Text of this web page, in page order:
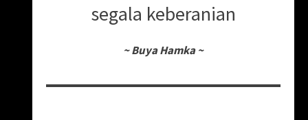
segala keberanian
~Buya Hamka ~